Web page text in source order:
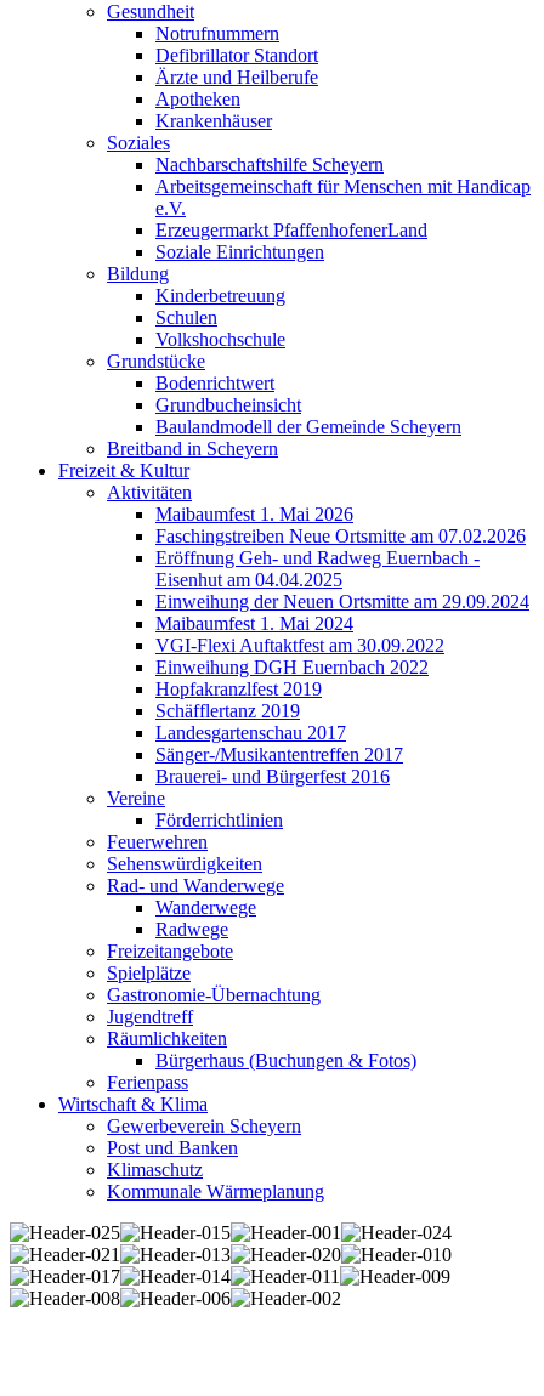
Gesundheit
Notrufnummern
Defibrillator Standort
Ärzte und Heilberufe
Apotheken
Krankenhäuser
Soziales
Nachbarschaftshilfe Scheyern
Arbeitsgemeinschaft für Menschen mit Handicap
e.V.
Erzeugermarkt PfaffenhofenerLand
Soziale Einrichtungen
Bildung
Kinderbetreuung
Schulen
Volkshochschule
Grundstücke
Bodenrichtwert
Grundbucheinsicht
Baulandmodell der Gemeinde Scheyern
Breitband in Scheyern
Freizeit & Kultur
Aktivitäten
Maibaumfest 1. Mai 2026
Faschingstreiben Neue Ortsmitte am 07.02.2026
Eröffnung Geh- und Radweg Euernbach -
Eisenhut am 04.04.2025
Einweihung der Neuen Ortsmitte am 29.09.2024
Maibaumfest 1. Mai 2024
VGI-Flexi Auftaktfest am 30.09.2022
Einweihung DGH Euernbach 2022
Hopfakranzlfest 2019
Schäfflertanz 2019
Landesgartenschau 2017
Sänger-/Musikantentreffen 2017
Brauerei- und Bürgerfest 2016
Vereine
Förderrichtlinien
Feuerwehren
Sehenswürdigkeiten
Rad- und Wanderwege
Wanderwege
Radwege
Freizeitangebote
Spielplätze
Gastronomie-Übernachtung
Jugendtreff
Räumlichkeiten
Bürgerhaus (Buchungen & Fotos)
Ferienpass
Wirtschaft & Klima
Gewerbeverein Scheyern
Post und Banken
Klimaschutz
Kommunale Wärmeplanung